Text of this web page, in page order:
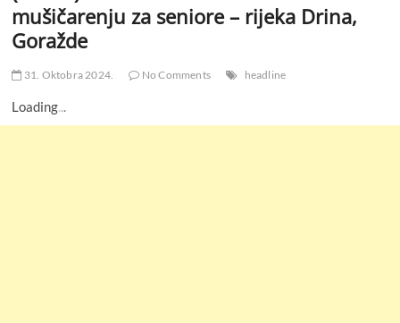
mušičarenju za seniore – rijeka Drina,
Goražde
31. Oktobra 2024. No Comments headline
Loading...